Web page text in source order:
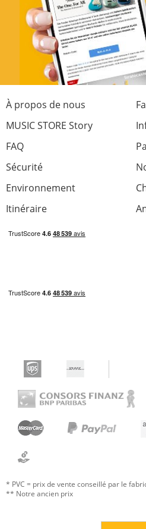
Mi
Avis de :Mià17.1.18
(garde sa forme).
Cet avis était-il utile ?
À propos de nous
MUSIC STORE Story
FAQ
Sécurité
Environnement
Itinéraire
* PVC = prix de vente conseillé par le
** Notre ancien prix